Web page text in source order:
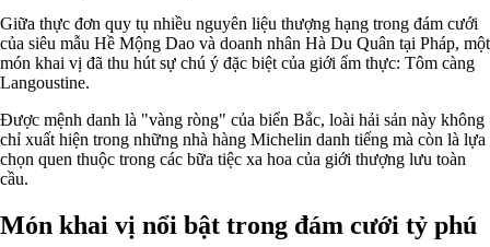
Giữa thực đơn quy tụ nhiều nguyên liệu thượng hạng trong đám cưới
của siêu mẫu Hề Mộng Dao và doanh nhân Hà Du Quân tại Pháp, một
món khai vị đã thu hút sự chú ý đặc biệt của giới ẩm thực: Tôm càng
Langoustine.
Được mệnh danh là "vàng ròng" của biển Bắc, loài hải sản này không
chỉ xuất hiện trong những nhà hàng Michelin danh tiếng mà còn là lựa
chọn quen thuộc trong các bữa tiệc xa hoa của giới thượng lưu toàn
cầu.
Món khai vị nổi bật trong đám cưới tỷ phú